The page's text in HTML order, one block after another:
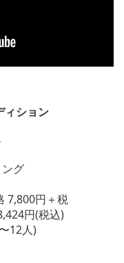
ィション
グ
7,800円＋税
円(税込)
12人)